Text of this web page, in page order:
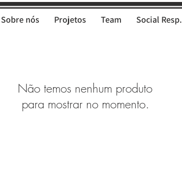
Sobre nós Projetos Team Social Resp.
Não temos nenhum produto
para mostrar no momento.